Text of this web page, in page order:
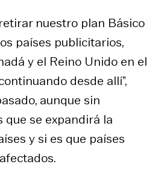
nuestro plan Básico
países publicitarios,
y el Reino Unido en el
desde allí”,
aunque sin
que se expandirá la
y si es que países